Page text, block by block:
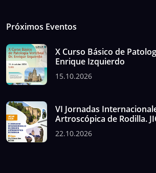
Próximos Eventos
X Curso Básico de
Enrique Izquierdo
15.10.2026
VI Jornadas
Artroscópica de Rodilla.
22.10.2026